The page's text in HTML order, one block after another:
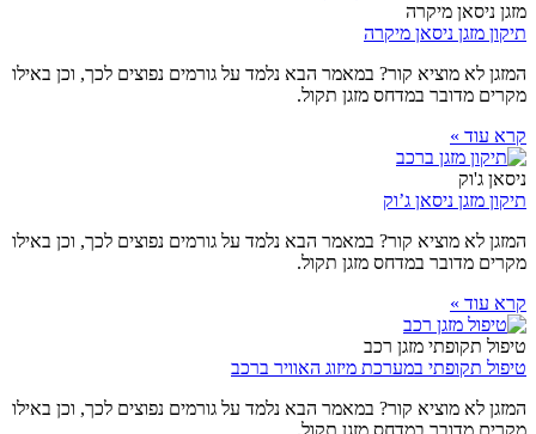
מזגן ניסאן מיקרה
תיקון מזגן ניסאן מיקרה
המזגן לא מוציא קור? במאמר הבא נלמד על גורמים נפוצים לכך, וכן באילו
מקרים מדובר במדחס מזגן תקול.
קרא עוד »
ניסאן ג'וק
תיקון מזגן ניסאן ג’וק
המזגן לא מוציא קור? במאמר הבא נלמד על גורמים נפוצים לכך, וכן באילו
מקרים מדובר במדחס מזגן תקול.
קרא עוד »
טיפול תקופתי מזגן רכב
טיפול תקופתי במערכת מיזוג האוויר ברכב
המזגן לא מוציא קור? במאמר הבא נלמד על גורמים נפוצים לכך, וכן באילו